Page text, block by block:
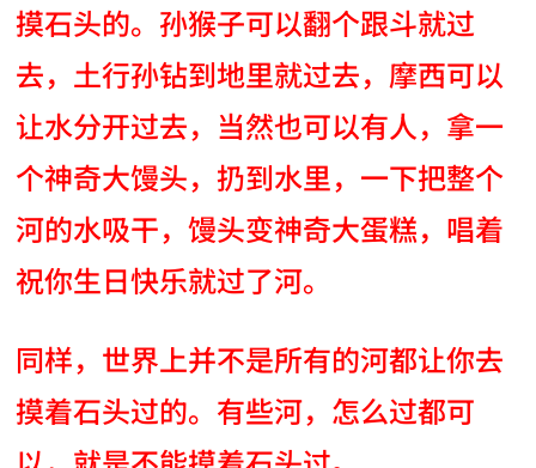
摸石头的。孙猴子可以翻个跟斗就过
去，土行孙钻到地里就过去，摩西可以
让水分开过去，当然也可以有人，拿一
个神奇大馒头，扔到水里，一下把整个
河的水吸干，馒头变神奇大蛋糕，唱着
祝你生日快乐就过了河。
同样，世界上并不是所有的河都让你去
摸着石头过的。有些河，怎么过都可